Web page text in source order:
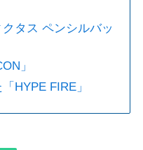
タス ペンシルバッ
」
HYPE FIRE」